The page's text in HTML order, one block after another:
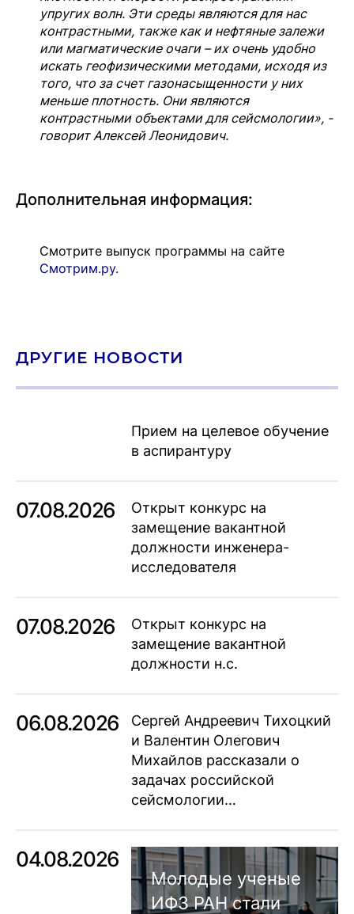
упругих волн. Эти среды являются для нас
контрастными, также как и нефтяные залежи
или магматические очаги – их очень удобно
искать геофизическими методами, исходя из
того, что за счет газонасыщенности у них
меньше плотность. Они являются
контрастными объектами для сейсмологии», -
говорит Алексей Леонидович.
Дополнительная информация:
Смотрите выпуск программы на сайте
Смотрим.ру.
ДРУГИЕ НОВОСТИ
Прием на целевое обучение
в аспирантуру
07.08.2026
Открыт конкурс на
замещение вакантной
должности инженера-
исследователя
07.08.2026
Открыт конкурс на
замещение вакантной
должности н.с.
06.08.2026
Сергей Андреевич Тихоцкий
и Валентин Олегович
Михайлов рассказали о
задачах российской
сейсмологии…
04.08.2026
Молодые ученые
ИФЗ РАН стали